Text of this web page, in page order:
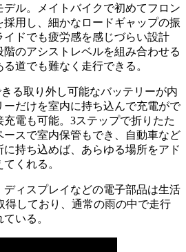
ル。メイトバイクで初めてフロン
採用し、細かなロードギャップの振
ドでも疲労感を感じづらい設計
階のアシストレベルを組み合わせる
道でも難なく走行できる。
る取り外し可能なバッテリーが内
だけを室内に持ち込んで充電がで
電も可能。3ステップで折りたた
スで室内保管もでき、自動車など
持ち込めば、あらゆる場所をアド
くれる。
ィスプレイなどの電子部品は生活
得しており、通常の雨の中で走行
いる。